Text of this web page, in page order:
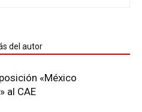
del autor
«México
al CAE